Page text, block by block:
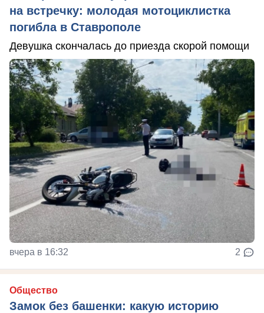
на встречку: молодая мотоциклистка
погибла в Ставрополе
Девушка скончалась до приезда скорой помощи
вчера в 16:32 2
Общество
Замок без башенки: какую историю